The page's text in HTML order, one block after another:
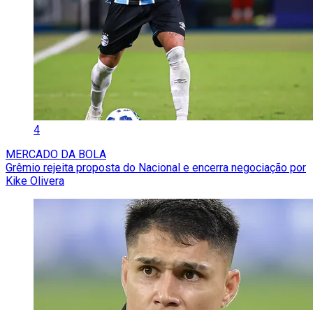
4
MERCADO DA BOLA
Grêmio rejeita proposta do Nacional e encerra negociação por
Kike Olivera